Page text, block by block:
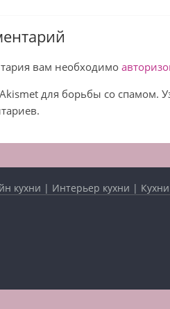
вам необходимо
для борьбы со спамом.
кухни | Интерьер кухни |